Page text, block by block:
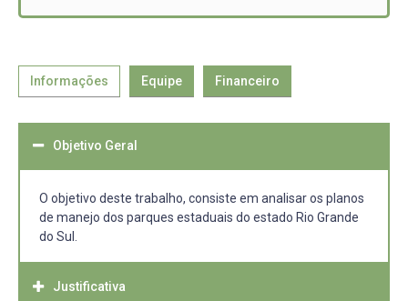
Informações Equipe Financeiro
Objetivo Geral
O objetivo deste trabalho, consiste em analisar os planos
de manejo dos parques estaduais do estado Rio Grande
do Sul.
Justificativa